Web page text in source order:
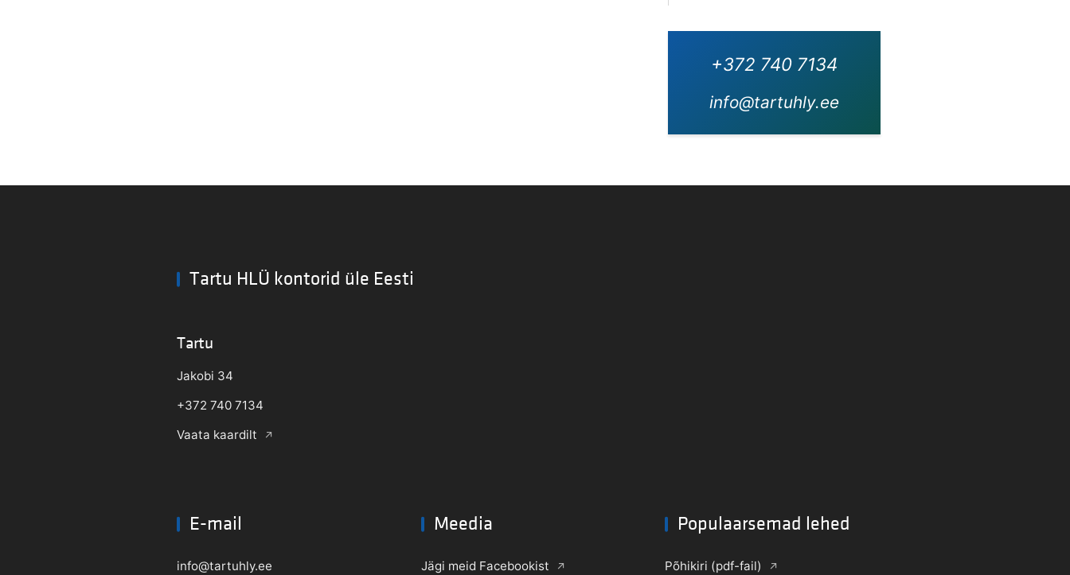
+372 740 7134
info@tartuhly.ee
Tartu HLÜ kontorid üle Eesti
Tartu
Jakobi 34
+372 740 7134
Vaata kaardilt
E-mail
info@tartuhly.ee
Meedia
Jägi meid Facebookist
Populaarsemad lehed
Põhikiri (pdf-fail)